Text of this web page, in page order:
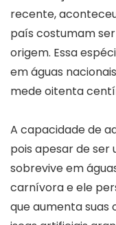
recente,
país costumam
origem. Essa
em águas
mede oitenta
A capacidade de
pois apesar de ser
sobrevive em
carnívora e ele
que aumenta suas